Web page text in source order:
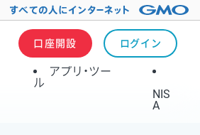
口座開設 ログイン
アプリ・ツー
ル
NIS
A